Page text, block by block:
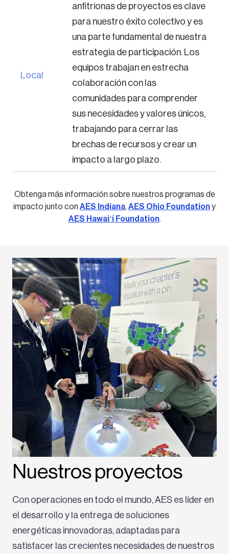
Local
anfitrionas de proyectos es clave
para nuestro éxito colectivo y es
una parte fundamental de nuestra
estrategia de participación. Los
equipos trabajan en estrecha
colaboración con las
comunidades para comprender
sus necesidades y valores únicos,
trabajando para cerrar las
brechas de recursos y crear un
impacto a largo plazo.
Obtenga más información sobre nuestros programas de
impacto junto con AES Indiana, AES Ohio Foundationy
AES Hawaiʻi Foundation.
Nuestros proyectos
Con operaciones en todo el mundo, AES es líder en
el desarrollo y la entrega de soluciones
energéticas innovadoras, adaptadas para
satisfacer las crecientes necesidades de nuestros